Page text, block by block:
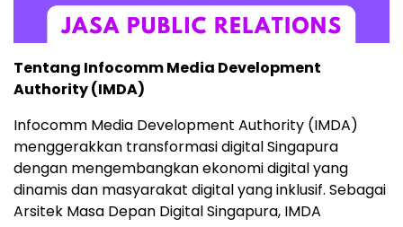
Tentang Infocomm Media Development
Authority (IMDA)
Infocomm Media Development Authority (IMDA)
menggerakkan transformasi digital Singapura
dengan mengembangkan ekonomi digital yang
dinamis dan masyarakat digital yang inklusif. Sebagai
Arsitek Masa Depan Digital Singapura, IMDA